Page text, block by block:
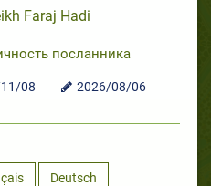
Faraj Hadi
посланника
08 2026/08/06
Deutsch